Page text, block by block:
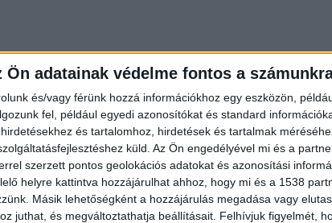
Ön adatainak védelme fontos a
és/vagy férünk hozzá információkhoz egy eszközön,
fel, például egyedi azonosítókat és standard
és tartalomhoz, hirdetések és tartalmak
küld. Az Ön engedélyével mi és a
szerzett pontos geolokációs adatokat és azonosítási
helyre kattintva hozzájárulhat ahhoz, hogy mi és a 1538
Másik lehetőségként a hozzájárulás megadása vagy
juthat, és megváltoztathatja beállításait. Felhívjuk figyelmét,
után reagáltak, és azt mondták, hogy
„csak a metró területén lehet használni”,
közül tudja-e kezelni a készüléket.